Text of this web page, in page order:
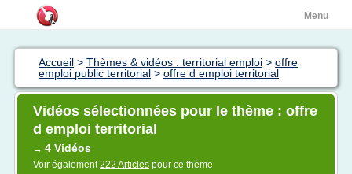
Menu
Accueil > Thèmes & vidéos : territorial emploi > offre
emploi public territorial > offre d emploi territorial
Vidéos sélectionnées pour le thème : offre
d emploi territorial
→ 4 Vidéos
Voir également222 Articles pour ce thème